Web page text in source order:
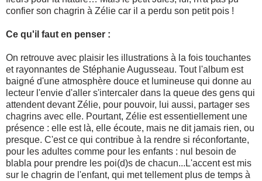
confier son chagrin à Zélie car il a perdu son petit pois !
Ce qu'il faut en penser :
On retrouve avec plaisir les illustrations à la fois touchantes
et rayonnantes de Stéphanie Augusseau. Tout l'album est
baigné d'une atmosphère douce et lumineuse qui donne au
lecteur l'envie d'aller s'intercaler dans la queue des gens qui
attendent devant Zélie, pour pouvoir, lui aussi, partager ses
chagrins avec elle. Pourtant, Zélie est essentiellement une
présence : elle est là, elle écoute, mais ne dit jamais rien, ou
presque. C'est ce qui contribue à la rendre si réconfortante,
pour les adultes comme pour les enfants : nul besoin de
blabla pour prendre les poi(d)s de chacun...L'accent est mis
sur le chagrin de l'enfant, qui met tellement plus de temps à